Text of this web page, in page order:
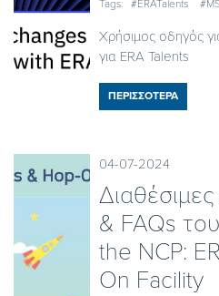
Tags: #ERATalents
Χρήσιμος οδηγός
για ERA Talents
ΠΕΡΙΣΣΟΤΕΡΑ
04-07-2024
& FAQs
the NCP:
On Facility